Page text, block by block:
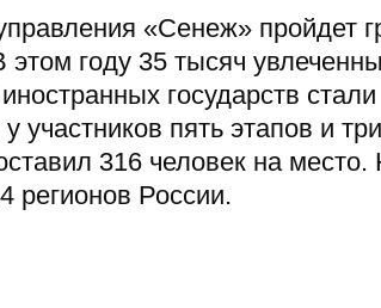
«Сенеж» пройдет
году 35 тысяч
государств
участников пять этапов и
316 человек на место.
регионов России.